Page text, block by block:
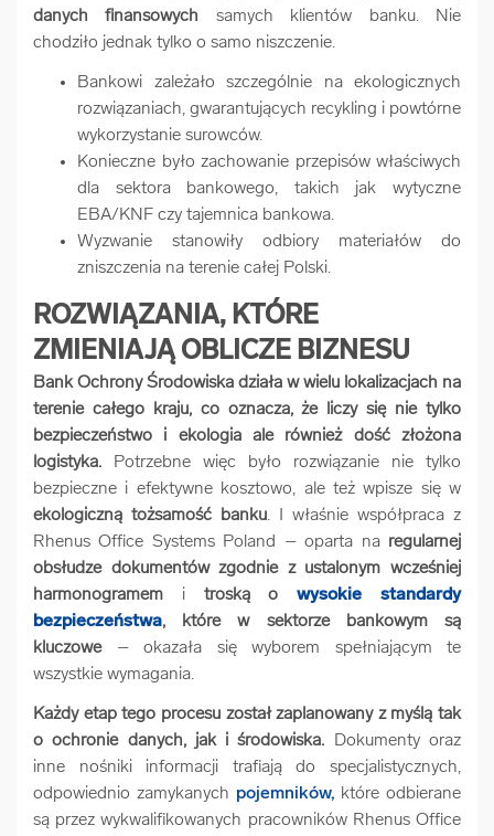
danych finansowych samych klientów banku. Nie
chodziło jednak tylko o samo niszczenie.
Bankowi zależało szczególnie na ekologicznych
rozwiązaniach, gwarantujących recykling i powtórne
wykorzystanie surowców.
Konieczne było zachowanie przepisów właściwych
dla sektora bankowego, takich jak wytyczne
EBA/KNF czy tajemnica bankowa.
Wyzwanie stanowiły odbiory materiałów do
zniszczenia na terenie całej Polski.
ROZWIĄZANIA, KTÓRE
ZMIENIAJĄ OBLICZE BIZNESU
Bank Ochrony Środowiska działa w wielu lokalizacjach na
terenie całego kraju, co oznacza, że liczy się nie tylko
bezpieczeństwo i ekologia ale również dość złożona
logistyka.
Potrzebne więc było rozwiązanie nie tylko
bezpieczne i efektywne kosztowo, ale też wpisze się w
ekologiczną tożsamość banku. I właśnie współpraca z
Rhenus Office Systems Poland – oparta na regularnej
obsłudze dokumentów zgodnie z ustalonym wcześniej
harmonogramem i troską owysokie standardy
bezpieczeństwa, które w sektorze bankowym są
kluczowe – okazała się wyborem spełniającym te
wszystkie wymagania.
Każdy etap tego procesu został zaplanowany z myślą tak
o ochronie danych, jak i środowiska. Dokumenty oraz
inne nośniki informacji trafiają do specjalistycznych,
odpowiednio zamykanych pojemników, które odbierane
są przez wykwalifikowanych pracowników Rhenus Office